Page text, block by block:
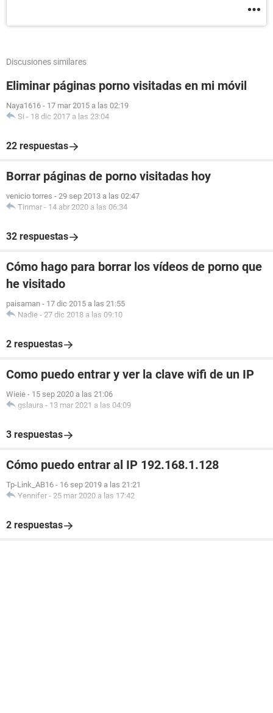
Discusiones similares
Eliminar páginas porno visitadas en mi móvil
Naya1616 - 17 mar 2015 a las 02:19
Si - 18 dic 2017 a las 23:04
22 respuestas
Borrar páginas de porno visitadas hoy
venicio torres - 29 sep 2013 a las 02:47
Tinmar - 14 abr 2020 a las 06:34
32 respuestas
Cómo hago para borrar los vídeos de porno que
he visitado
paisaman - 17 dic 2015 a las 21:55
Nadie - 27 dic 2018 a las 09:10
2 respuestas
Como puedo entrar y ver la clave wifi de un IP
Wieie - 15 sep 2020 a las 21:06
gslaura - 13 mar 2021 a las 04:09
3 respuestas
Cómo puedo entrar al IP 192.168.1.128
Tp-Link_AB16 - 16 sep 2019 a las 21:21
Yennifer - 25 mar 2020 a las 17:42
2 respuestas